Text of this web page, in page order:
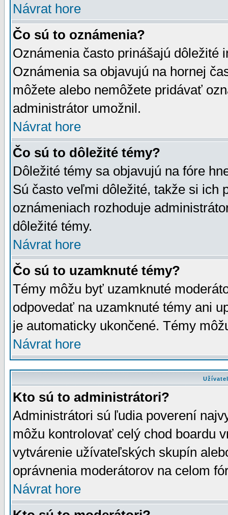
Návrat hore
Čo sú to oznámenia?
Oznámenia často prinášajú dôležité
Oznámenia sa objavujú na hornej
môžete alebo nemôžete pridávať
administrátor umožnil.
Návrat hore
Čo sú to dôležité témy?
Dôležité témy sa objavujú na fóre
Sú často veľmi dôležité, takže si ich
oznámeniach rozhoduje
dôležité témy.
Návrat hore
Čo sú to uzamknuté témy?
Témy môžu byť uzamknuté
odpovedať na uzamknuté témy ani
je automaticky ukončené. Témy
Návrat hore
Kto sú to administrátori?
Administrátori sú ľudia poverení
môžu kontrolovať celý chod boardu
vytvárenie užívateľských skupín
oprávnenia moderátorov na celom
Návrat hore